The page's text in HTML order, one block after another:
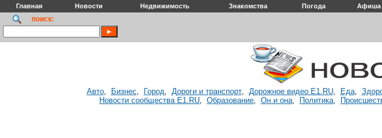
Главная Новости Недвижимость Знакомства Погода Афиша
поиск:
Авто, Бизнес, Город, Дороги и транспорт, Дорожное видео E1.RU, Еда,
Новости сообщества E1.RU, Образование, Он и она, Политика,